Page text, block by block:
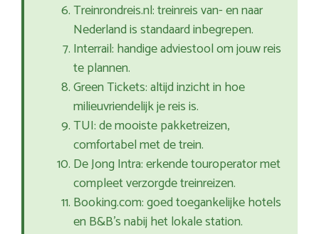
Treinrondreis.nl: treinreis van- en naar
Nederland is standaard inbegrepen.
Interrail: handige adviestool om jouw reis
te plannen.
Green Tickets: altijd inzicht in hoe
milieuvriendelijk je reis is.
TUI: de mooiste pakketreizen,
comfortabel met de trein.
De Jong Intra: erkende touroperator met
compleet verzorgde treinreizen.
Booking.com: goed toegankelijke hotels
en B&B’s nabij het lokale station.